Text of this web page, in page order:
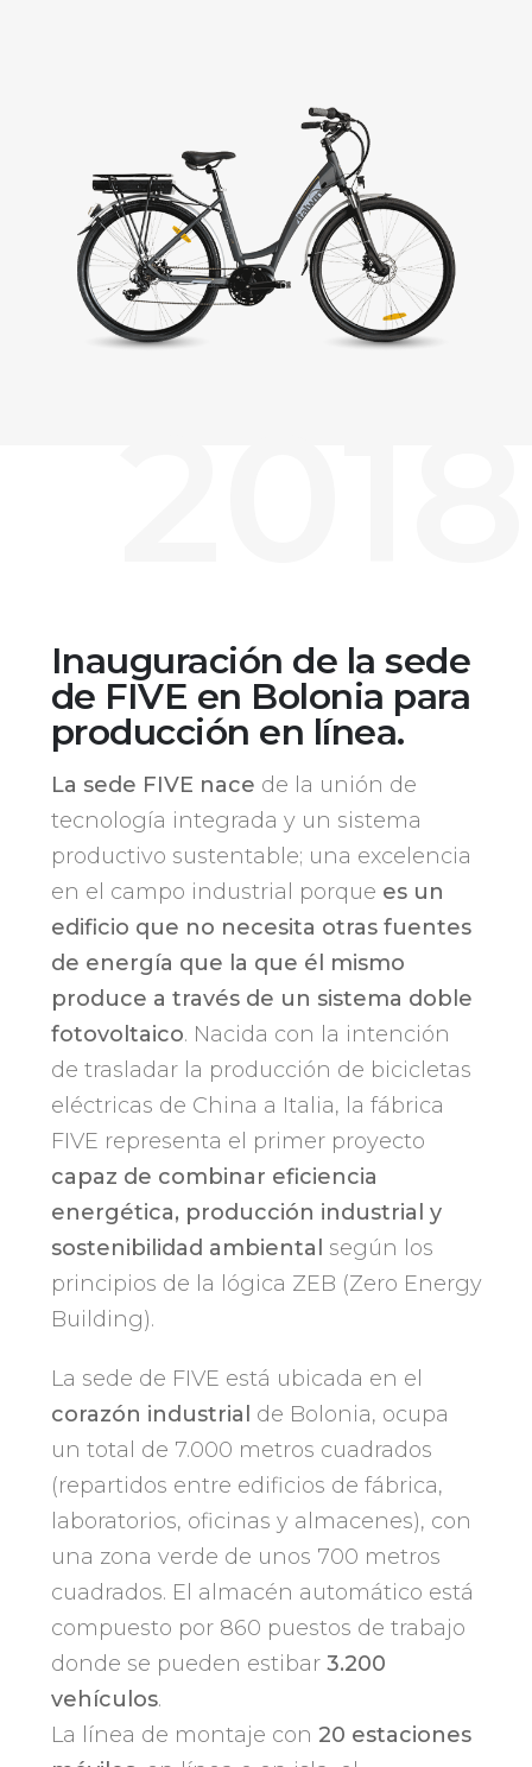
Inauguración de la sede
de FIVE en Bolonia para
producción en línea.
La sede FIVE nace de la unión de
tecnología integrada y un sistema
productivo sustentable; una excelencia
en el campo industrial porque es un
edificio que no necesita otras fuentes
de energía que la que él mismo
produce a través de un sistema doble
fotovoltaico. Nacida con la intención
de trasladar la producción de bicicletas
eléctricas de China a Italia, la fábrica
FIVE representa el primer proyecto
capaz de combinar eficiencia
energética, producción industrial y
sostenibilidad ambiental según los
principios de la lógica ZEB (Zero Energy
Building).
La sede de FIVE está ubicada en el
corazón industrial de Bolonia, ocupa
un total de 7.000 metros cuadrados
(repartidos entre edificios de fábrica,
laboratorios, oficinas y almacenes), con
una zona verde de unos 700 metros
cuadrados. El almacén automático está
compuesto por 860 puestos de trabajo
donde se pueden estibar 3.200
vehículos.
La línea de montaje con 20 estaciones